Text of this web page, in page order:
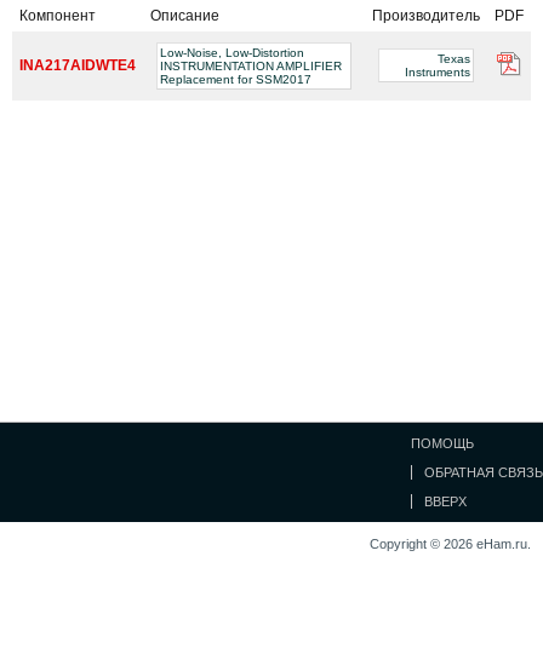
Компонент Описание Производитель PDF
INA217AIDWTE4
Low-Noise, Low-Distortion
INSTRUMENTATION AMPLIFIER
Replacement for SSM2017
Texas
Instruments
ПОМОЩЬ
ОБРАТНАЯ СВЯЗЬ
ВВЕРХ
Copyright © 2026 eHam.ru.